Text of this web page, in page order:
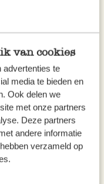
van cookies
advertenties te
media te bieden en
Ook delen we
met onze partners
Deze partners
andere informatie
verzameld op
serveren met de